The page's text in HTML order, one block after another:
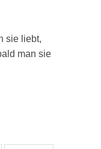
sie liebt,
man sie